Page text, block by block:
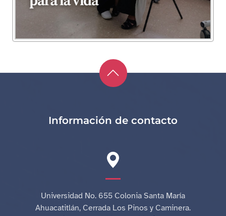
Información de contacto
Universidad No. 655 Colonia Santa María
Ahuacatitlán, Cerrada Los Pinos y Caminera.